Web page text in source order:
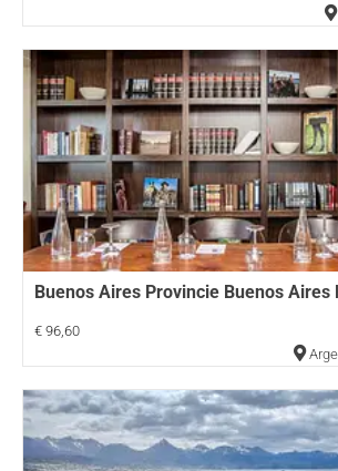
Buenos Aires Provincie Buenos Aires
€ 96,60